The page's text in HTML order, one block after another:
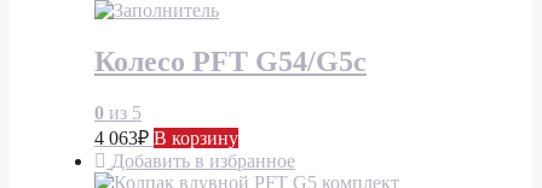
Колесо PFT G54/G5c
0 из 5
4 063₽ В корзину
Добавить в избранное